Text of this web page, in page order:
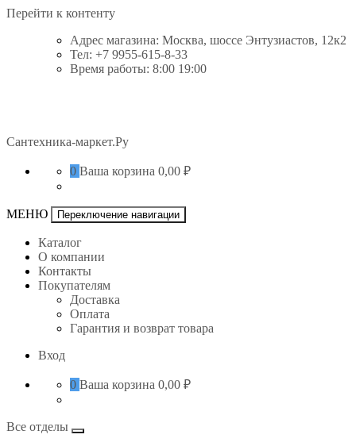
Перейти к контенту
Адрес магазина: Москва, шоссе Энтузиастов, 12к2
Тел: +7 9955-615-8-33
Время работы: 8:00 19:00
Сантехника-маркет.Ру
0 Ваша корзина 0,00 ₽
МЕНЮ Переключение навигации
Каталог
О компании
Контакты
Покупателям
Доставка
Оплата
Гарантия и возврат товара
Вход
0 Ваша корзина 0,00 ₽
Все отделы